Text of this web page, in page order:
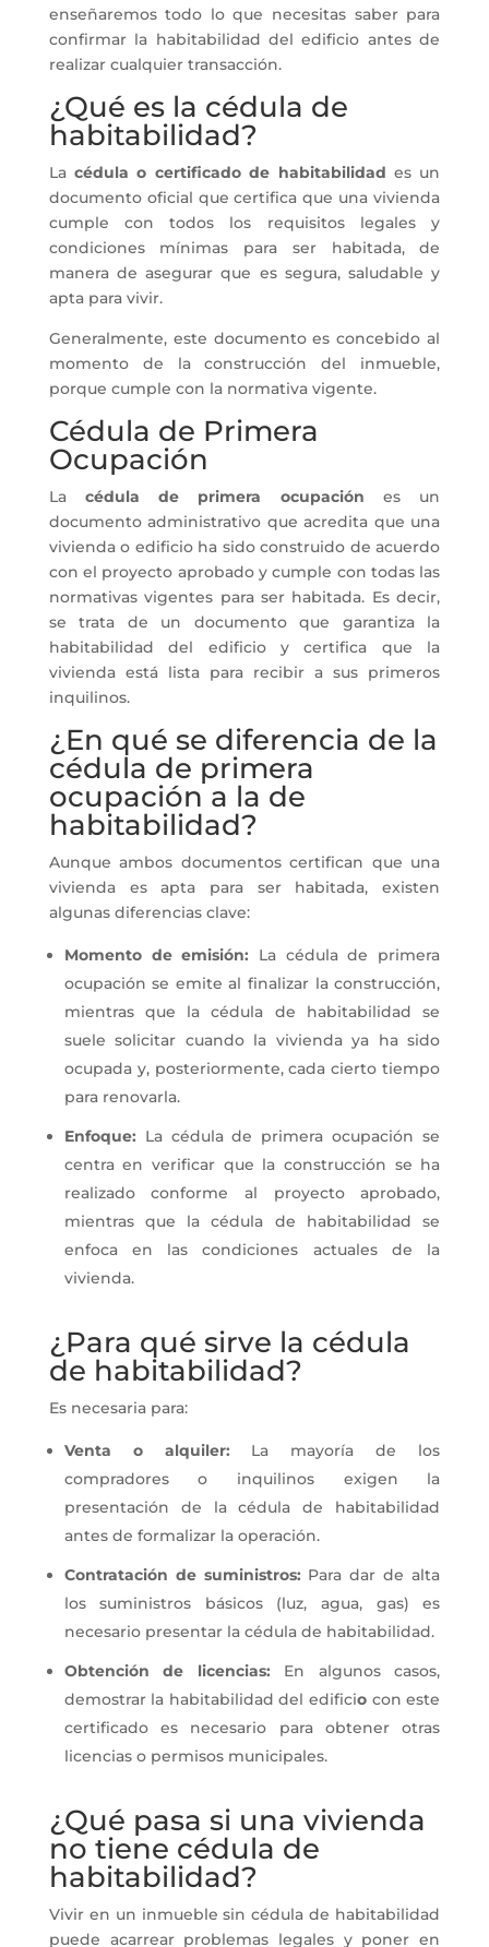
enseñaremos todo lo que necesitas saber para
confirmar la habitabilidad del edificio antes de
realizar cualquier transacción.
¿Qué es la cédula de
habitabilidad?
Lacédula o certificado de habitabilidad es un
documento oficial que certifica que una vivienda
cumple con todos los requisitos legales y
condiciones mínimas para ser habitada, de
manera de asegurar que es segura, saludable y
apta para vivir.
Generalmente, este documento es concebido al
momento de la construcción del inmueble,
porque cumple con la normativa vigente.
Cédula de Primera
Ocupación
Lacédula de primera ocupación es un
documento administrativo que acredita que una
vivienda o edificio ha sido construido de acuerdo
con el proyecto aprobado y cumple con todas las
normativas vigentes para ser habitada. Es decir,
se trata de un documento que garantiza la
habitabilidad del edificio y certifica que la
vivienda está lista para recibir a sus primeros
inquilinos.
¿En qué se diferencia de la
cédula de primera
ocupación a la de
habitabilidad?
Aunque ambos documentos certifican que una
vivienda es apta para ser habitada, existen
algunas diferencias clave:
Momento de emisión: La cédula de primera
ocupación se emite al finalizar la construcción,
mientras que la cédula de habitabilidad se
suele solicitar cuando la vivienda ya ha sido
ocupada y, posteriormente, cada cierto tiempo
para renovarla.
Enfoque: La cédula de primera ocupación se
centra en verificar que la construcción se ha
realizado conforme al proyecto aprobado,
mientras que la cédula de habitabilidad se
enfoca en las condiciones actuales de la
vivienda.
¿Para qué sirve la cédula
de habitabilidad?
Es necesaria para:
Venta o alquiler: La mayoría de los
compradores o inquilinos exigen la
presentación de la cédula de habitabilidad
antes de formalizar la operación.
Contratación de suministros: Para dar de alta
los suministros básicos (luz, agua, gas) es
necesario presentar la cédula de habitabilidad.
Obtención de licencias: En algunos casos,
demostrar la habitabilidad del edificio con este
certificado es necesario para obtener otras
licencias o permisos municipales.
¿Qué pasa si una vivienda
no tiene cédula de
habitabilidad?
Vivir en un inmueble sin cédula de habitabilidad
puede acarrear problemas legales y poner en